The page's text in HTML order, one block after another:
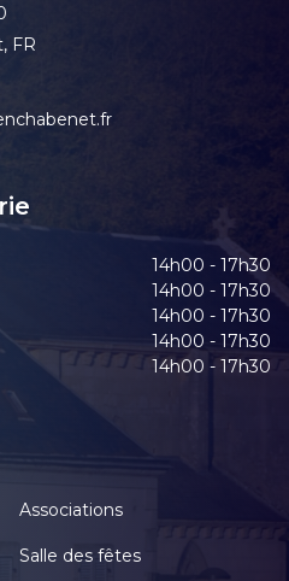
FR
14h00 - 17h30
14h00 - 17h30
14h00 - 17h30
14h00 - 17h30
14h00 - 17h30
Associations
Salle des fêtes